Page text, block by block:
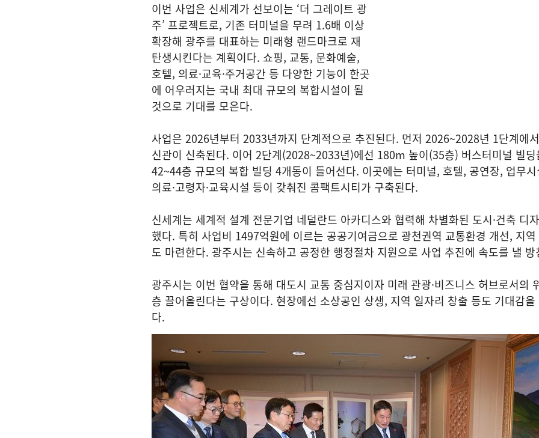
이번 사업은 신세계가 선보이는 ‘더 그레이트 광
주’ 프로젝트로, 기존 터미널을 무려 1.6배 이상
확장해 광주를 대표하는 미래형 랜드마크로 재
탄생시킨다는 계획이다. 쇼핑, 교통, 문화예술,
호텔, 의료·교육·주거공간 등 다양한 기능이 한곳
에 어우러지는 국내 최대 규모의 복합시설이 될
것으로 기대를 모은다.
사업은 2026년부터 2033년까지 단계적으로 추진된다. 먼저 2026~2028년 1단계에
신관이 신축된다. 이어 2단계(2028~2033년)에선 180m 높이(35층) 버스터미널 빌딩
42~44층 규모의 복합 빌딩 4개동이 들어선다. 이곳에는 터미널, 호텔, 공연장, 업무시
의료·고령자·교육시설 등이 갖춰진 콤팩트시티가 구축된다.
신세계는 세계적 설계 전문기업 네덜란드 아카디스와 협력해 차별화된 도시·건축 디
했다. 특히 사업비 1497억원에 이르는 공공기여금으로 광천권역 교통환경 개선, 지
도 마련한다. 광주시는 신속하고 공정한 행정절차 지원으로 사업 추진에 속도를 낼 방
광주시는 이번 협약을 통해 대도시 교통 중심지이자 미래 관광·비즈니스 허브로서의
층 끌어올린다는 구상이다. 현장에선 소상공인 상생, 지역 일자리 창출 등도 기대감을
다.